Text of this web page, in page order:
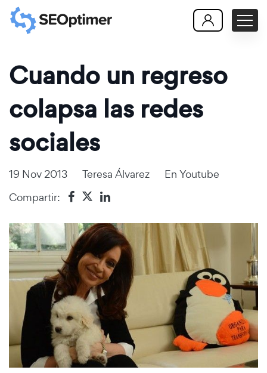
Cuando un regreso
colapsa las redes
sociales
19 Nov 2013 Teresa Álvarez En Youtube
Compartir: